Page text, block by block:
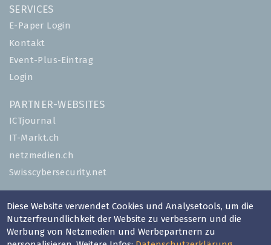
SERVICES
E-Paper Login
Kontakt
Event-Plus-Eintrag
Login
PARTNER-WEBSITES
ICTjournal
IT-Markt.ch
netzmedien.ch
Swisscybersecurity.net
© NETZMEDIEN AG 2026
Impressum
AGB
Diese Website verwendet Cookies und Analysetools, um die
Nutzerfreundlichkeit der Website zu verbessern und die
Werbung von Netzmedien und Werbepartnern zu